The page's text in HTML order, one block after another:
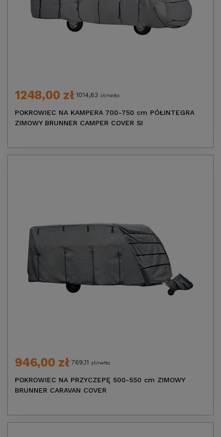
1248,00 zł 1014,63 zł/netto
POKROWIEC NA KAMPERA 700-750 cm PÓŁINTEGRA
ZIMOWY BRUNNER CAMPER COVER SI
946,00 zł 769,11 zł/netto
POKROWIEC NA PRZYCZEPĘ 500-550 cm ZIMOWY
BRUNNER CARAVAN COVER